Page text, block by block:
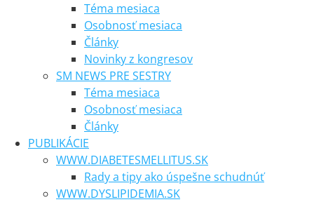
Téma mesiaca
Osobnosť mesiaca
Články
Novinky z kongresov
SM NEWS PRE SESTRY
Téma mesiaca
Osobnosť mesiaca
Články
PUBLIKÁCIE
WWW.DIABETESMELLITUS.SK
Rady a tipy ako úspešne schudnúť
WWW.DYSLIPIDEMIA.SK